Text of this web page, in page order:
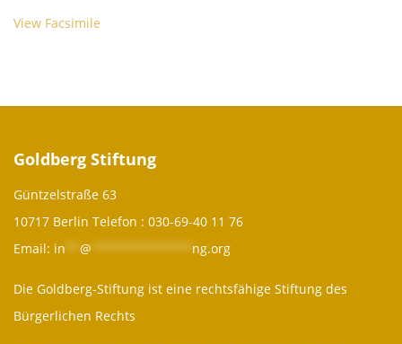
View Facsimile
Goldberg Stiftung
Güntzelstraße 63
10717 Berlin Telefon : 030-69-40 11 76
Email: in @ ************** ng.org
Die Goldberg-Stiftung ist eine rechtsfähige Stiftung des
Bürgerlichen Rechts